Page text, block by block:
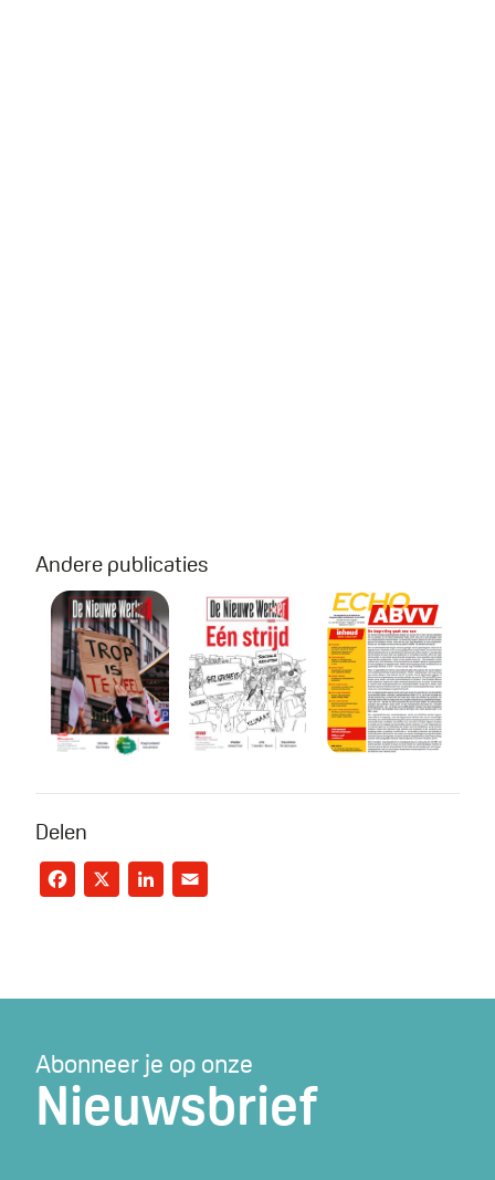
Andere publicaties
De Nieuwe Werker 6 - 2025
De Nieuwe Werker 6 - 2024
Echo nr. 2 -
Delen
Facebook
X LinkedIn
Abonneer je op onze
Nieuwsbrief